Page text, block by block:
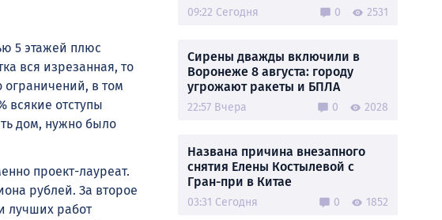
5 этажей плюс
вся изрезанная, то
ограничений, в том
всякие отступы
дом, нужно было
проект-лауреат.
рублей. За второе
лучших работ
09:22 Сегодня 0 2531
Сирены дважды включили в
Воронеже 8 августа: городу
угрожают ракеты и БПЛА
22:57 Вчера 0 2028
Названа причина внезапного
снятия Елены Костылевой с
Гран-при в Китае
03:31 Сегодня 0 1852